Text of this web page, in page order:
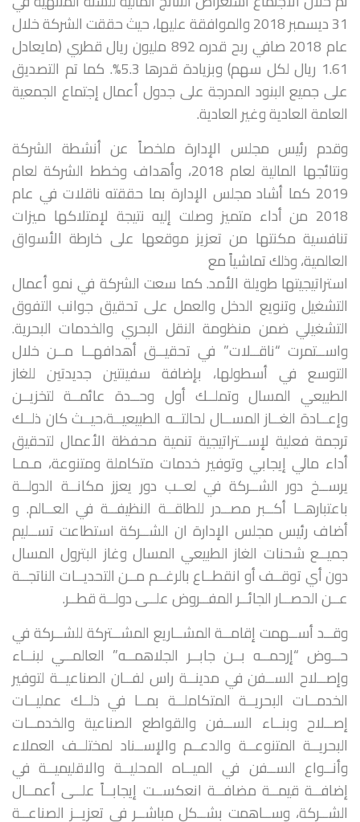
31 ديسمبر 2018 والموافقة عليها، حيث حققت الشركة خلال
عام 2018 صافي ربح قدره 892 مليون ريال قطري (مايعادل
1.61 ريال لكل سهم) وبزيادة قدرها 5.3%. كما تم التصديق
على جميع البنود المدرجة على جدول أعمال إجتماع الجمعية
العامة العادية وغير العادية.
وقدم رئيس مجلس الإدارة ملخصاً عن أنشطة الشركة
ونتائجها المالية لعام 2018، وأهداف وخطط الشركة لعام
2019 كما أشاد مجلس الإدارة بما حققته ناقلات في عام
2018 من أداء متميز وصلت إليه نتيجة لإمتلاكها ميزات
تنافسية مكنتها من تعزيز موقعها على خارطة الأسواق
العالمية، وذلك تماشياً مع
استراتيجيتها طويلة الأمد. كما سعت الشركة في نمو أعمال
التشغيل وتنويع الدخل والعمل على تحقيق جوانب التفوق
التشغيلي ضمن منظومة النقل البحري والخدمات البحرية.
واســتمرت “ناقــلات” في تحقيــق أهدافهــا مــن خلال
التوسع في أسطولها، بإضافة سفينتين جديدتين للغاز
الطبيعي المسال وتملــك أول وحــدة عائمــة لتخزيــن
وإعــادة الغــاز المســال لحالتــه الطبيعيــة،حيــث كان ذلــك
ترجمة فعلية لإســتراتيجية تنمية محفظة الأعمال لتحقيق
أداء مالي إيجابي وتوفير خدمات متكاملة ومتنوعة، مـمـا
يرســخ دور الشــركة في لعــب دور يعزز مكانــة الدولــة
باعتبارهــا أكــبر مصــدر للطاقــة النظيفــة في العــالم. و
أضاف رئيس مجلس الإدارة ان الشــركة استطاعت تســليم
جميــع شحنات الغاز الطبيعي المسال وغاز البترول المسال
دون أي توقــف أو انقطــاع بالرغــم مــن التحديــات الناتجــة
عــن الحصــار الجائــر المفــروض علــى دولــة قطــر.
وقــد أســهمت إقامــة المشــاريع المشــتركة للشــركة في
حــوض “إرحمــه بــن جابــر الجلاهمــه” العالمــي لبنــاء
وإصــلاح الســفن في مدينــة راس لفــان الصناعيــة لتوفير
الخدمــات البحريــة المتكاملــة بمــا في ذلــك عمليــات
إصــلاح وبنــاء الســفن والقواطع الصناعية والخدمــات
البحريــة المتنوعــة والدعــم والإســناد لمختلــف العملاء
وأنــواع الســفن في الميــاه المحليــة والاقليميــة في
إضافــة قيمــة مضافــة انعكســت إيجابــاً علــى أعمــال
الشــركة، وســاهمت بشــكل مباشــر في تعزيــز الصناعــة